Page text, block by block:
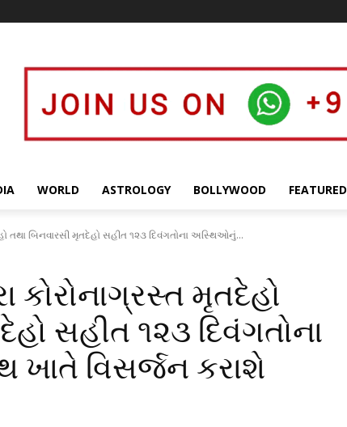
WORLD ASTROLOGY BOLLYWOOD FEATURED
તથા બિનવારસી મૃતદેહો સહીત ૧૨૩ દિવંગતોના અસ્થિઓનું...
કોરોનાગ્રસ્ત મૃતદેહો
સહીત ૧૨૩ દિવંગતોના
વિસર્જન કરાશે